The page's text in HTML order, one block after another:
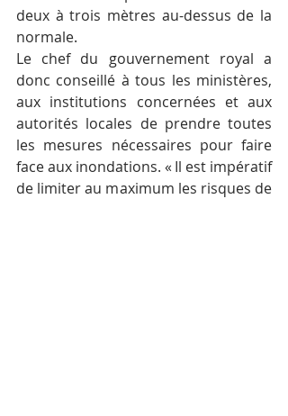
deux à trois mètres au-dessus de la
normale.
Le chef du gouvernement royal a
donc conseillé à tous les ministères,
aux institutions concernées et aux
autorités locales de prendre toutes
les mesures nécessaires pour faire
face aux inondations. « Il est impératif
de limiter au maximum les risques de